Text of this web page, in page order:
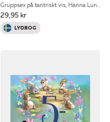
29,95 kr
LYDBOG